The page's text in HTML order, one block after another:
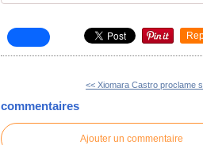
<< Xiomara Castro proclame
commentaires
Ajouter un commentaire